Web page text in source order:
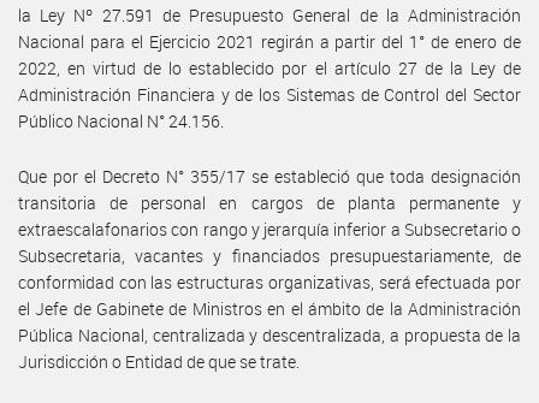
la Ley Nº 27.591 de Presupuesto General de la Administración
Nacional para el Ejercicio 2021 regirán a partir del 1° de enero de
2022, en virtud de lo establecido por el artículo 27 de la Ley de
Administración Financiera y de los Sistemas de Control del Sector
Público Nacional N° 24.156.
Que por el Decreto N° 355/17 se estableció que toda designación
transitoria de personal en cargos de planta permanente y
extraescalafonarios con rango y jerarquía inferior a Subsecretario o
Subsecretaria, vacantes y financiados presupuestariamente, de
conformidad con las estructuras organizativas, será efectuada por
el Jefe de Gabinete de Ministros en el ámbito de la Administración
Pública Nacional, centralizada y descentralizada, a propuesta de la
Jurisdicción o Entidad de que se trate.